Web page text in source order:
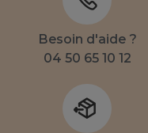
Besoin d'aide ?
04 50 65 10 12